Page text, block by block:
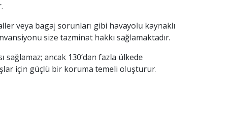
veya bagaj sorunları gibi havayolu kaynaklı
size tazminat hakkı sağlamaktadır.
ancak 130’dan fazla ülkede
için güçlü bir koruma temeli oluşturur.